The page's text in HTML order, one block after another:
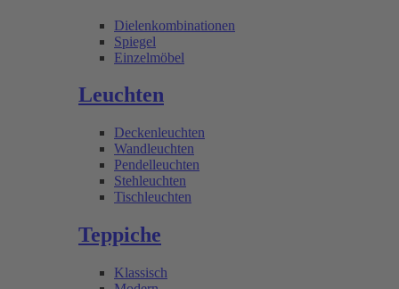
Dielenkombinationen
Spiegel
Einzelmöbel
Leuchten
Deckenleuchten
Wandleuchten
Pendelleuchten
Stehleuchten
Tischleuchten
Teppiche
Klassisch